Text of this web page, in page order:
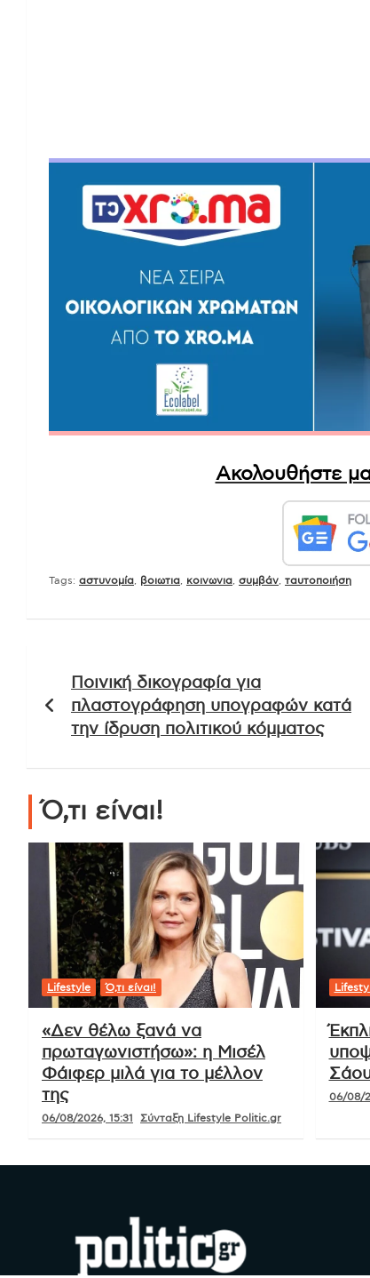
Ακολουθήστε
Tags: αστυνομία βοιωτια κοινωνια συμβάν ταυτοποιήση
άρθρων
Ποινική δικογραφία για
πλαστογράφηση υπογραφών κατά
την ίδρυση πολιτικού κόμματος
Ό,τι είναι!
Lifestyle Ό,τι είναι!
«Δεν θέλω ξανά να
πρωταγωνιστήσω»: η Μισέλ
Φάιφερ μιλά για το μέλλον
της
06/08/2026, 15:31 Σύνταξη Lifestyle Politic.gr
06/08/